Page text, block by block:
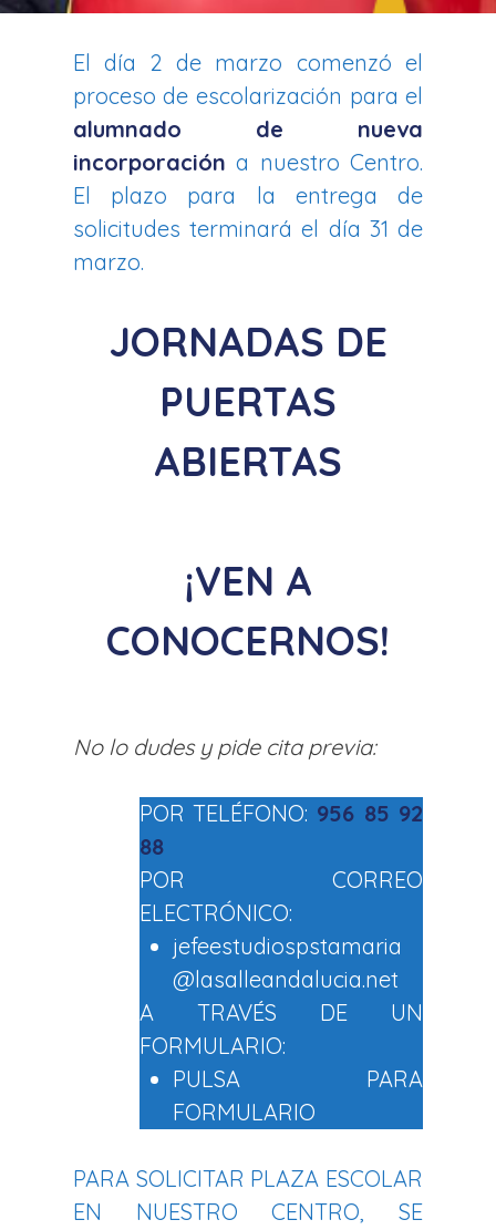
El día 2 de marzo comenzó el
proceso de escolarización para el
alumnado de nueva
incorporación a nuestro Centro.
El plazo para la entrega de
solicitudes terminará el día 31 de
marzo.
JORNADAS DE
PUERTAS
ABIERTAS
¡VEN A
CONOCERNOS!
No lo dudes y pide cita previa:
POR TELÉFONO: 956 85 92
88
POR CORREO
ELECTRÓNICO:
jefeestudiospstamaria
@lasalleandalucia.net
A TRAVÉS DE UN
FORMULARIO:
PULSA PARA
FORMULARIO
PARA SOLICITAR PLAZA ESCOLAR
EN NUESTRO CENTRO, SE